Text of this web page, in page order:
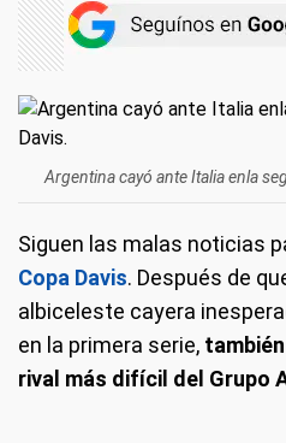
Argentina cayó ante Italia enla
Siguen las malas noticias
Copa Davis. Después de
albiceleste cayera
en la primera serie,
rival más difícil del Grupo